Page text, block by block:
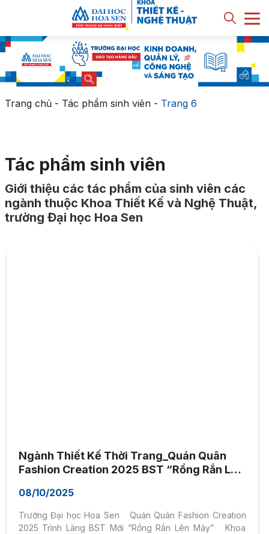
Trang chủ- Tác phẩm sinh viên- Trang 6
Tác phẩm sinh viên
Giới thiệu các tác phẩm của sinh viên các
ngành thuộc Khoa Thiết Kế và Nghệ Thuật,
trường Đại học Hoa Sen
Ngành Thiết Kế Thời Trang_Quán Quân
Fashion Creation 2025 BST “Rồng Rắn Lên
08/10/2025
Trường Đại học Hoa Sen Quán Quân Fashion Creation
2025 Trình Làng BST Mới “Rồng Rắn Lên Mây” Khoa